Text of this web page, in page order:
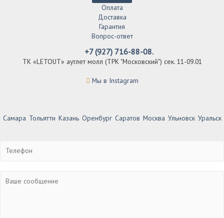
Оплата
Доставка
Гарантия
Вопрос-ответ
+7 (927) 716-88-08.
ТК «LETOUT» аутлет молл (ТРК "Московский") сек. 11-09.01
Мы в Instagram
Самара Тольятти Казань Оренбург Саратов Москва Ульновск Уральск